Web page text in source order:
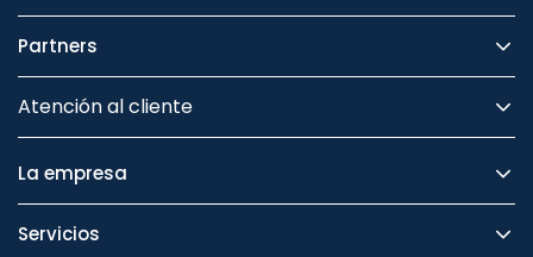
Partners
Atención al cliente
La empresa
Servicios